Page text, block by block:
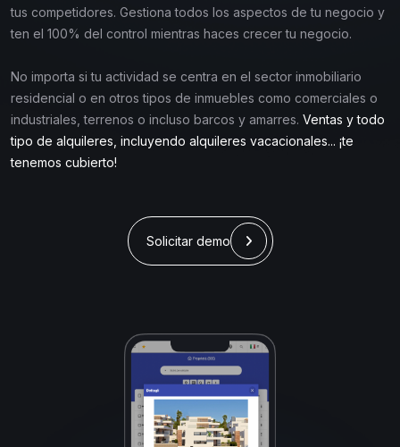
tus competidores. Gestiona todos los aspectos de tu negocio y
ten el 100% del control mientras haces crecer tu negocio.
No importa si tu actividad se centra en el sector inmobiliario
residencial o en otros tipos de inmuebles como comerciales o
industriales, terrenos o incluso barcos y amarres. Ventas y todo
tipo de alquileres, incluyendo alquileres vacacionales... ¡te
tenemos cubierto!
Solicitar demo